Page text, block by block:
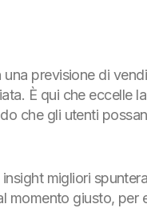
previsione di
È qui che eccelle
che gli utenti
migliori
giusto, per